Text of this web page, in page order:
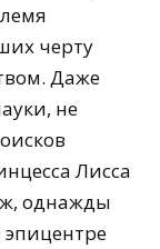
черту
Даже
не
Лисса
однажды
эпицентре